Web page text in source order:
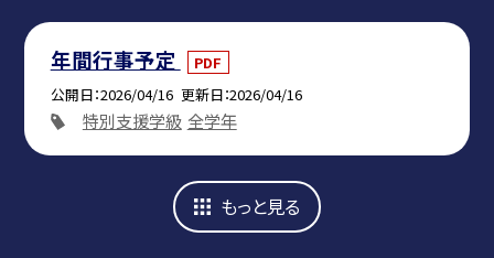
年間行事予定
PDF
公開日 2026/04/16 更新日 2026/04/16
特別支援学級 全学年
もっと見る